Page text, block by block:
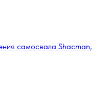
самосвала Shacman,